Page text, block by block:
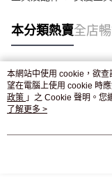
本分類熱賣全店
熱門標籤
熱銷排行
本網站中使用 cookie，欲
望在電腦上使用 cookie 時
政策 」之 Cookie 聲明。您
條款之 Cookie 聲明使用
了解更多 >